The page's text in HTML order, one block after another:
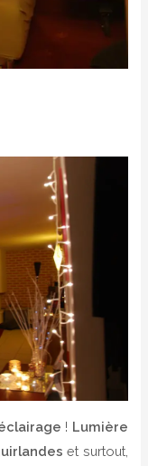
! Lumière
et surtout,